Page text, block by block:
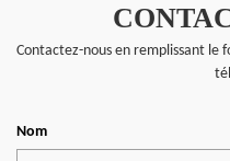
Contactez-nous en remplissant le
Nom